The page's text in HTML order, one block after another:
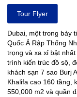
Tour Flyer
Dubai, một trong bảy
Quốc Ả Rập Thống
trọng và xa xỉ bật
trình kiến trúc đồ sộ,
khách sạn 7 sao Burj
Khalifa cao 160 tầng,
550,000 m2 và quần